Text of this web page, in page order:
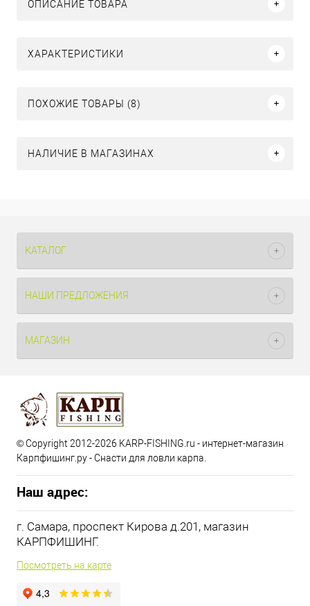
ОПИСАНИЕ ТОВАРА
ХАРАКТЕРИСТИКИ
ПОХОЖИЕ ТОВАРЫ (8)
НАЛИЧИЕ В МАГАЗИНАХ
КАТАЛОГ
НАШИ ПРЕДЛОЖЕНИЯ
МАГАЗИН
© Copyright 2012-2026 KARP-FISHING.ru - интернет-магазин
Карпфишинг.ру - Снасти для ловли карпа.
Наш адрес:
г. Самара, проспект Кирова д.201, магазин
КАРПФИШИНГ.
Посмотреть на карте